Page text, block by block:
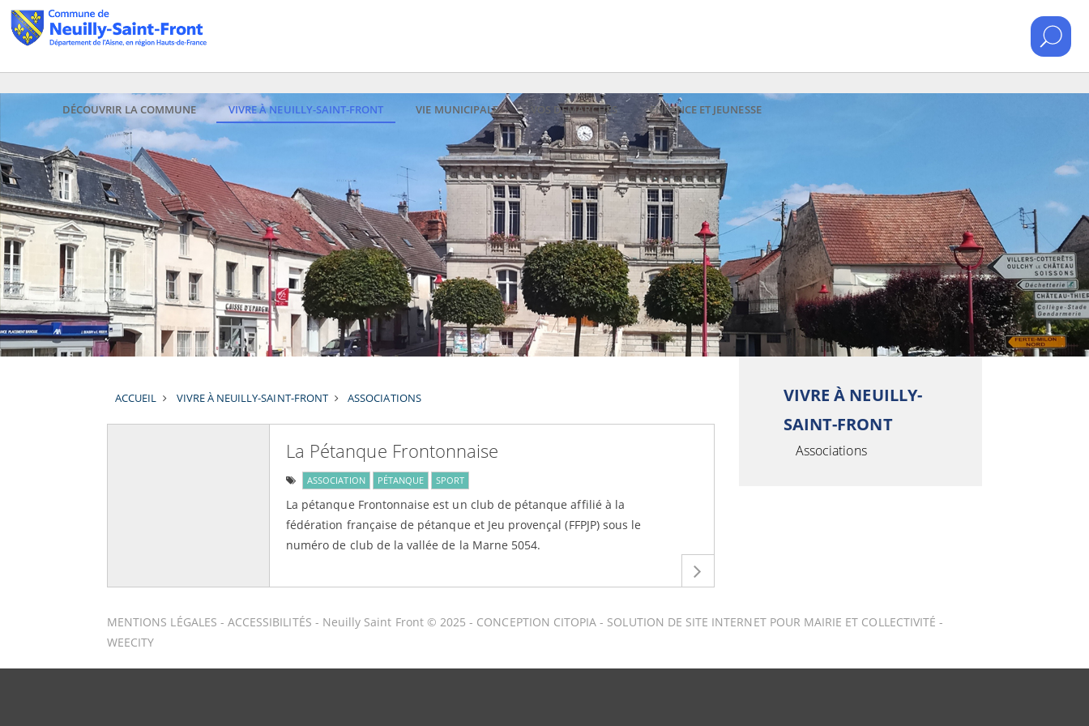
DÉCOUVRIR LA COMMUNE VIVRE À NEUILLY-SAINT-FRONT VIE MUNICIPALE VOS DÉMARCHES ENFANCE ET JEUNESSE
ACCUEIL VIVRE À NEUILLY-SAINT-FRONT ASSOCIATIONS
La Pétanque Frontonnaise
ASSOCIATION PÉTANQUE SPORT
La pétanque Frontonnaise est un club de pétanque affilié à la
fédération française de pétanque et Jeu provençal (FFPJP) sous le
numéro de club de la vallée de la Marne 5054.
VIVRE À NEUILLY-
SAINT-FRONT
Associations
MENTIONS LÉGALES - ACCESSIBILITÉS - Neuilly Saint Front © 2025 - CONCEPTION CITOPIA - SOLUTION DE SITE INTERNET POUR MAIRIE ET COLLECTIVITÉ -
WEECITY